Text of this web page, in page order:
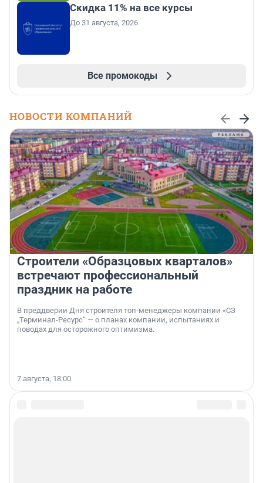
Скидка 11% на все курсы
До 31 августа, 2026
Все промокоды
НОВОСТИ КОМПАНИЙ
Строители «Образцовых кварталов»
встречают профессиональный
праздник на работе
В преддверии Дня строителя топ-менеджеры компании «СЗ
„Терминал-Ресурс“ — о планах компании, испытаниях и
поводах для осторожного оптимизма.
7 августа, 18:00